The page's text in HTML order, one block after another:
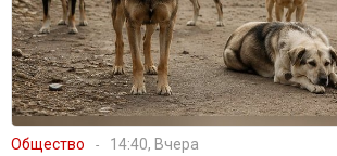
Общество 14:40, Вчера